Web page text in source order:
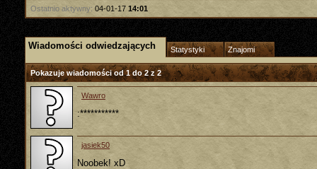
Ostatnio aktywny: 04-01-17 14:01
Wiadomości odwiedzających Statystyki Znajomi
Pokazuje wiadomości od 1 do2z2
Wawro
:***********
jasiek50
Noobek! xD